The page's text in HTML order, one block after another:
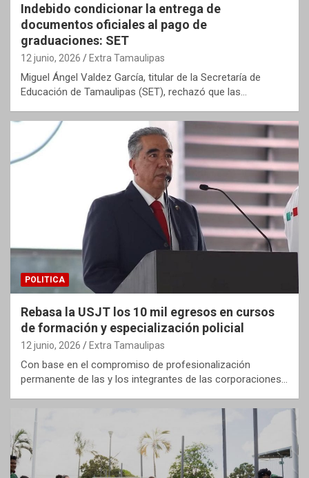
Indebido condicionar la entrega de
documentos oficiales al pago de
graduaciones: SET
12 junio, 2026 Extra Tamaulipas
Miguel Ángel Valdez García, titular de la Secretaría de
Educación de Tamaulipas (SET), rechazó que las…
POLITICA
Rebasa la USJT los 10 mil egresos en cursos
de formación y especialización policial
12 junio, 2026 Extra Tamaulipas
Con base en el compromiso de profesionalización
permanente de las y los integrantes de las corporaciones…